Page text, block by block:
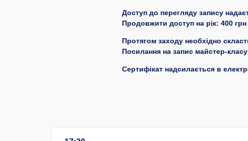
Доступ до перегляду запису
Продовжити доступ на рік: 400 грн
Протягом заходу необхідно
Посилання на запис майстер-
Сертифікат надсилається в